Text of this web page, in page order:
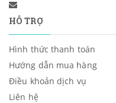
HỖ TRỢ
Hình thức thanh toán
Hướng dẫn mua hàng
Điều khoản dịch vụ
Liên hệ